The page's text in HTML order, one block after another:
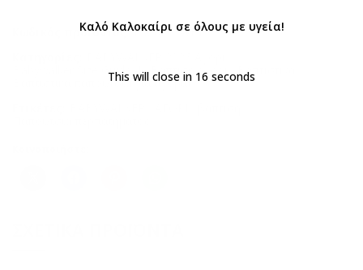
Κωδικός προϊόντος:EXC8001WBL
Babywalker Size Guide 4
, Βάπτιση αγόρι Βαπτιστικά
Βαπτιστικά παπούτσια για αγόρια
Καλό Καλοκαίρι σε όλους με υγεία!
This will close in 15 seconds